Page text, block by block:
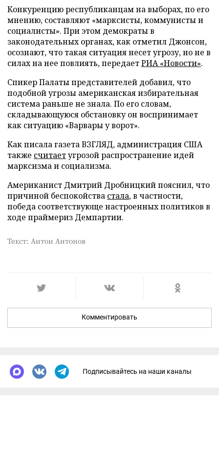
Конкуренцию республиканцам на выборах, по его
мнению, составляют «марксисты, коммунисты и
социалисты». При этом демократы в
законодательных органах, как отметил Джонсон,
осознают, что такая ситуация несет угрозу, но не в
силах на нее повлиять, передаетРИА «Новости».
Спикер Палаты представителей добавил, что
подобной угрозы американская избирательная
система раньше не знала. По его словам,
складывающуюся обстановку он воспринимает
как ситуацию «Варвары у ворот».
Как писала газета ВЗГЛЯД, администрация США
также считаетугрозой распространение идей
марксизма и социализма.
Американист Дмитрий Дробницкий пояснил, что
причиной беспокойства стала, в частности,
победа соответствующе настроенных политиков в
ходе праймериз Демпартии.
Текст: Антон Антонов
Комментировать
Подписывайтесь на наши каналы